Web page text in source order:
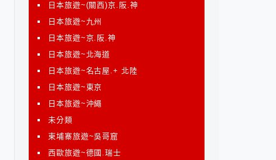
日本旅遊~(關西)京.阪.神
日本旅遊~九州
日本旅遊~京.阪.神
日本旅遊~北海道
日本旅遊~名古屋.+ 北陸
日本旅遊~東京
日本旅遊~沖繩
未分類
柬埔寨旅遊~吳哥窟
西歐旅遊~德國.瑞士